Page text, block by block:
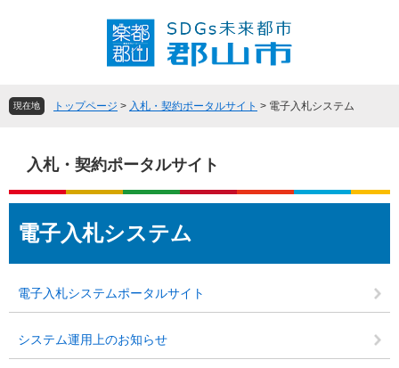
頭
飛
文
現在地 トップページ > 入札・契約ポータルサイト > 電子入札システム
入札・契約ポータルサイト
文電子入札システム
電子入札システムポータルサイト
システム運用上のお知らせ